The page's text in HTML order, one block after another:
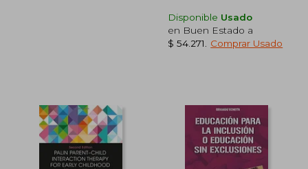
Disponible Usado
en Buen Estado a
$ 54.271
Comprar Usado